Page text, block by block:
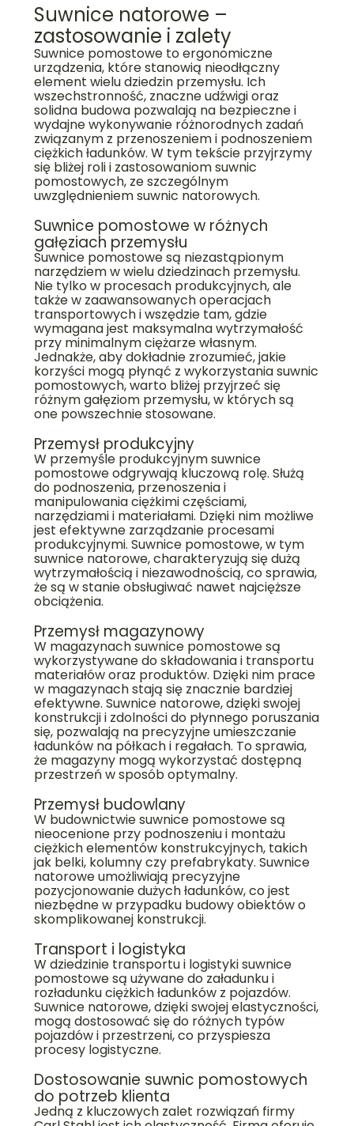
Suwnice natorowe –
zastosowanie i zalety
Suwnice pomostowe to ergonomiczne
urządzenia, które stanowią nieodłączny
element wielu dziedzin przemysłu. Ich
wszechstronność, znaczne udźwigi oraz
solidna budowa pozwalają na bezpieczne i
wydajne wykonywanie różnorodnych zadań
związanym z przenoszeniem i podnoszeniem
ciężkich ładunków. W tym tekście przyjrzymy
się bliżej roli i zastosowaniom suwnic
pomostowych, ze szczególnym
uwzględnieniem suwnic natorowych.
Suwnice pomostowe w różnych
gałęziach przemysłu
Suwnice pomostowe są niezastąpionym
narzędziem w wielu dziedzinach przemysłu.
Nie tylko w procesach produkcyjnych, ale
także w zaawansowanych operacjach
transportowych i wszędzie tam, gdzie
wymagana jest maksymalna wytrzymałość
przy minimalnym ciężarze własnym.
Jednakże, aby dokładnie zrozumieć, jakie
korzyści mogą płynąć z wykorzystania suwnic
pomostowych, warto bliżej przyjrzeć się
różnym gałęziom przemysłu, w których są
one powszechnie stosowane.
Przemysł produkcyjny
W przemyśle produkcyjnym suwnice
pomostowe odgrywają kluczową rolę. Służą
do podnoszenia, przenoszenia i
manipulowania ciężkimi częściami,
narzędziami i materiałami. Dzięki nim możliwe
jest efektywne zarządzanie procesami
produkcyjnymi. Suwnice pomostowe, w tym
suwnice natorowe, charakteryzują się dużą
wytrzymałością i niezawodnością, co sprawia,
że są w stanie obsługiwać nawet najcięższe
obciążenia.
Przemysł magazynowy
W magazynach suwnice pomostowe są
wykorzystywane do składowania i transportu
materiałów oraz produktów. Dzięki nim prace
w magazynach stają się znacznie bardziej
efektywne. Suwnice natorowe, dzięki swojej
konstrukcji i zdolności do płynnego poruszania
się, pozwalają na precyzyjne umieszczanie
ładunków na półkach i regałach. To sprawia,
że magazyny mogą wykorzystać dostępną
przestrzeń w sposób optymalny.
Przemysł budowlany
W budownictwie suwnice pomostowe są
nieocenione przy podnoszeniu i montażu
ciężkich elementów konstrukcyjnych, takich
jak belki, kolumny czy prefabrykaty. Suwnice
natorowe umożliwiają precyzyjne
pozycjonowanie dużych ładunków, co jest
niezbędne w przypadku budowy obiektów o
skomplikowanej konstrukcji.
Transport i logistyka
W dziedzinie transportu i logistyki suwnice
pomostowe są używane do załadunku i
rozładunku ciężkich ładunków z pojazdów.
Suwnice natorowe, dzięki swojej elastyczności,
mogą dostosować się do różnych typów
pojazdów i przestrzeni, co przyspiesza
procesy logistyczne.
Dostosowanie suwnic pomostowych
do potrzeb klienta
Jedną z kluczowych zalet rozwiązań firmy